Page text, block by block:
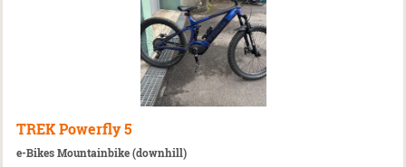
TREK Powerfly 5
e-Bikes Mountainbike (downhill)